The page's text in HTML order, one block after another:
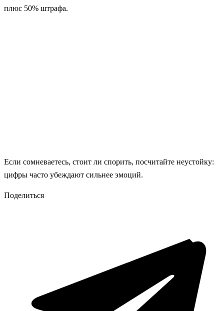
плюс 50% штрафа.
Если сомневаетесь, стоит ли спорить, посчитайте неустойку:
цифры часто убеждают сильнее эмоций.
Поделиться